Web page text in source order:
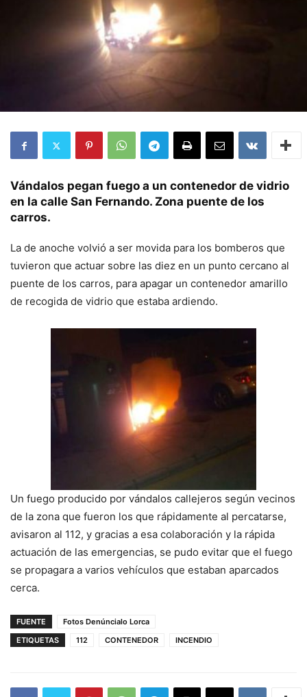
Vándalos pegan fuego a un contenedor de vidrio
en la calle San Fernando. Zona puente de los
carros.
La de anoche volvió a ser movida para los bomberos que
tuvieron que actuar sobre las diez en un punto cercano al
puente de los carros, para apagar un contenedor amarillo
de recogida de vidrio que estaba ardiendo.
Un fuego producido por vándalos callejeros según vecinos
de la zona que fueron los que rápidamente al percatarse,
avisaron al 112, y gracias a esa colaboración y la rápida
actuación de las emergencias, se pudo evitar que el fuego
se propagara a varios vehículos que estaban aparcados
cerca.
FUENTE
Fotos Denúncialo Lorca
ETIQUETAS
112 CONTENEDOR INCENDIO